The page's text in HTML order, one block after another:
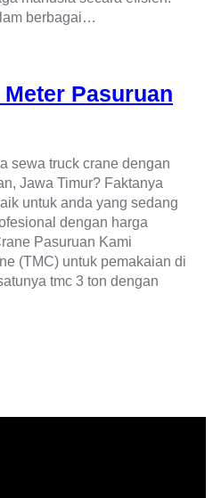
berbagai…
Pasuruan
sewa truck crane dengan
Jawa Timur? Faktanya
untuk anda yang sedang
dengan harga
Pasuruan Kami
(TMC) untuk pemakaian di
tmc 3 ton dengan